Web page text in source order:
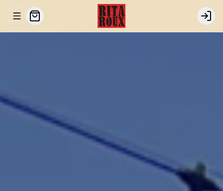
Abrir menu de navegación Login